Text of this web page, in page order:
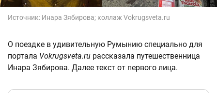
Источник: Инара Зябирова; коллаж Vokrugsveta.ru
О поездке в удивительную Румынию специально для
портала Vokrugsveta.ru рассказала путешественница
Инара Зябирова. Далее текст от первого лица.